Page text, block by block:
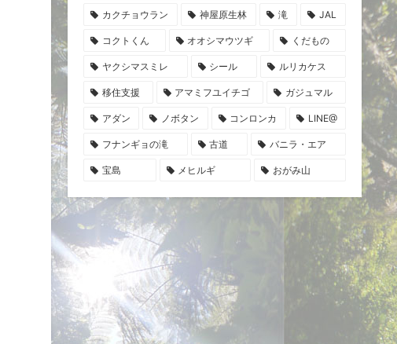
カクチョウラン 神屋原生林 滝 JAL
コクトくん オオシマウツギ くだもの
ヤクシマスミレ シール ルリカケス
移住支援 アマミフユイチゴ ガジュマル
アダン ノボタン コンロンカ LINE@
フナンギョの滝 古道 バニラ・エア
宝島 メヒルギ おがみ山